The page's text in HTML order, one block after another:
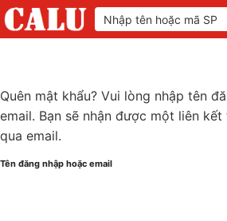
Skip
to
Tìm
kiếm:
Quên mật khẩu? Vui lòng nhập tên
email. Bạn sẽ nhận được một liên
qua email.
Tên đăng nhập hoặc email